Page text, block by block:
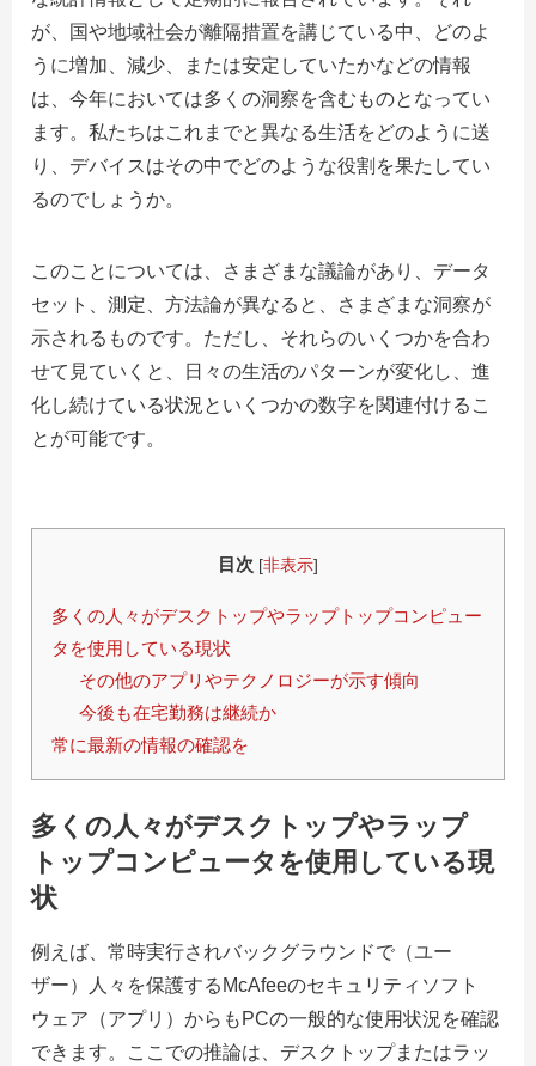
が、国や地域社会が離隔措置を講じている中、どのよ
うに増加、減少、または安定していたかなどの情報
は、今年においては多くの洞察を含むものとなってい
ます。私たちはこれまでと異なる生活をどのように送
り、デバイスはその中でどのような役割を果たしてい
るのでしょうか。
このことについては、さまざまな議論があり、データ
セット、測定、方法論が異なると、さまざまな洞察が
示されるものです。ただし、それらのいくつかを合わ
せて見ていくと、日々の生活のパターンが変化し、進
化し続けている状況といくつかの数字を関連付けるこ
とが可能です。
目次 [非表示]
多くの人々がデスクトップやラップトップコンピュー
タを使用している現状
その他のアプリやテクノロジーが示す傾向
今後も在宅勤務は継続か
常に最新の情報の確認を
多くの人々がデスクトップやラップ
トップコンピュータを使用している現
状
例えば、常時実行されバックグラウンドで（ユー
ザー）人々を保護するMcAfeeのセキュリティソフト
ウェア（アプリ）からもPCの一般的な使用状況を確認
できます。
ここでの推論は、デスクトップまたはラッ